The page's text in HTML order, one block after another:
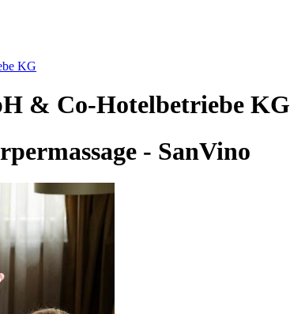
& Co-Hotelbetriebe KG
- SanVino